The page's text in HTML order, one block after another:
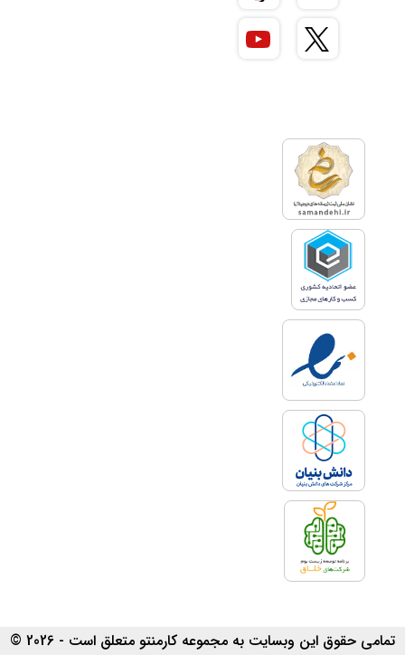
تمامی حقوق این وبسایت به مجموعه کارمنتو متعلق است - 2026 ©